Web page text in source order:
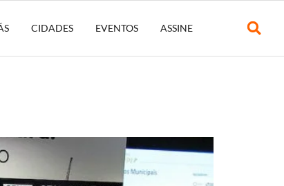
CIDADES EVENTOS ASSINE